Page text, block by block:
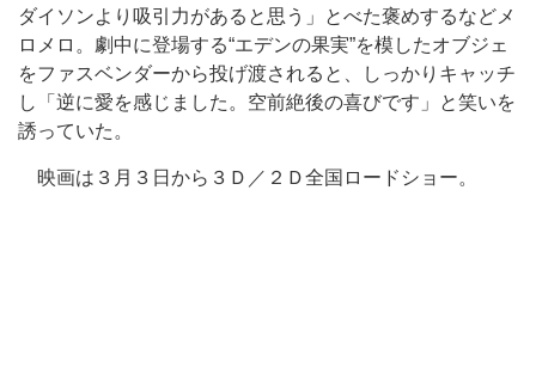
ダイソンより吸引力があると思う」とべた褒めするなどメ
ロメロ。劇中に登場する“エデンの果実”を模したオブジェ
をファスベンダーから投げ渡されると、しっかりキャッチ
し「逆に愛を感じました。空前絶後の喜びです」と笑いを
誘っていた。
映画は３月３日から３Ｄ／２Ｄ全国ロードショー。